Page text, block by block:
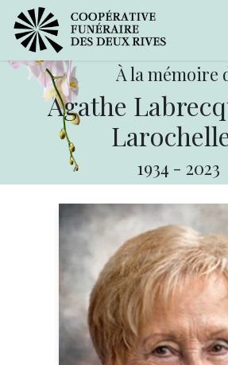
À la mémoire
Agathe
1934 - 2023